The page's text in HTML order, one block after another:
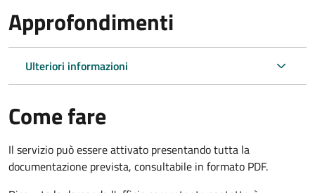
Approfondimenti
Ulteriori informazioni
Come fare
Il servizio può essere attivato presentando tutta la
documentazione prevista, consultabile in formato PDF.